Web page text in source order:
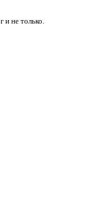
и не только.